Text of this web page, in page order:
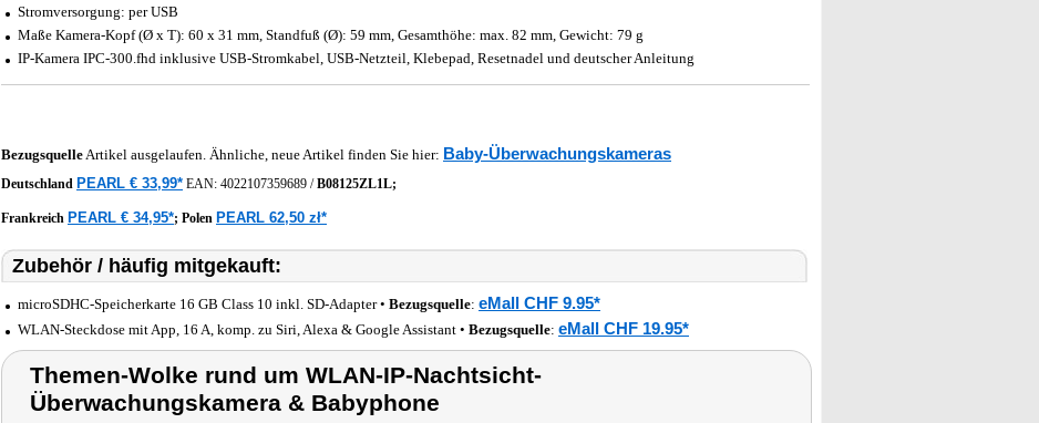
Stromversorgung: per USB
Maße Kamera-Kopf (Ø x T): 60 x 31 mm, Standfuß (Ø): 59 mm, Gesamthöhe: max. 82 mm, Gewicht: 79 g
IP-Kamera IPC-300.fhd inklusive USB-Stromkabel, USB-Netzteil, Klebepad, Resetnadel und deutscher Anleitung
BezugsquelleArtikel ausgelaufen. Ähnliche, neue Artikel finden Sie hier: Baby-Überwachungskameras
Deutschland PEARL € 33,99* EAN: 4022107359689 /B08125ZL1L;
Frankreich PEARL € 34,95*; Polen PEARL 62,50 zł*
Zubehör / häufig mitgekauft:
microSDHC-Speicherkarte 16 GB Class 10 inkl. SD-Adapter • Bezugsquelle: eMall CHF 9.95*
WLAN-Steckdose mit App, 16 A, komp. zu Siri, Alexa & Google Assistant • Bezugsquelle: eMall CHF 19.95*
Themen-Wolke rund um WLAN-IP-Nachtsicht-
Überwachungskamera & Babyphone